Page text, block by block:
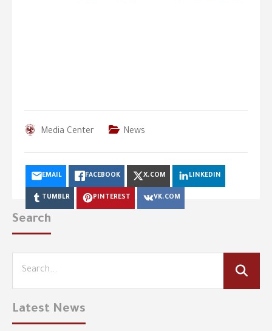
Media Center News
EMAIL FACEBOOK X.COM LINKEDIN
TUMBLR PINTEREST VK.COM
Search
Latest News